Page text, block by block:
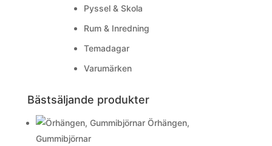
Pyssel & Skola
Rum & Inredning
Temadagar
Varumärken
Bästsäljande produkter
Örhängen,
Gummibjörnar